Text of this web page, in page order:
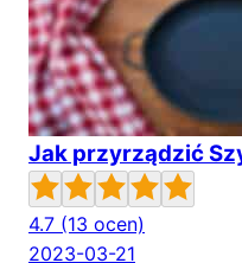
Jak przyrządzić
4.7 (13 ocen)
2023-03-21